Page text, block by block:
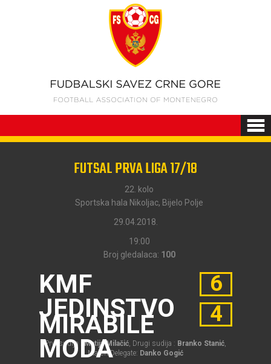
FUTSAL PRVA LIGA 17/18
22. kolo
Sportska hala Nikoljac, Bijelo Polje
29.04.2018.
19:00
Broj gledalaca: 100
KMF
JEDINSTVO
MIRABILE
MODA
6
4
Prvi sudija : Matija Milačić, Drugi sudija : Branko Stanić,
Match Delegate: Danko Gogić